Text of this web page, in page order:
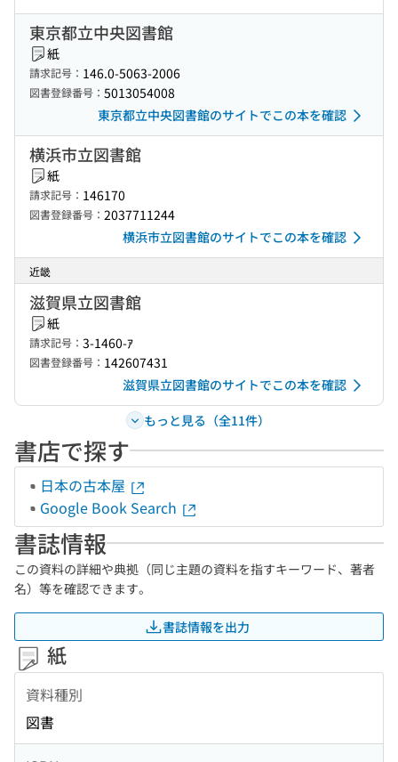
東京都立中央図書館
紙
請求記号： 146.0-5063-2006
図書登録番号： 5013054008
東京都立中央図書館のサイトでこの本を確認
横浜市立図書館
紙
請求記号： 146170
図書登録番号： 2037711244
横浜市立図書館のサイトでこの本を確認
近畿
滋賀県立図書館
紙
請求記号： 3-1460-ｱ
図書登録番号： 142607431
滋賀県立図書館のサイトでこの本を確認
もっと見る（全11件）
書店で探す
日本の古本屋
Google Book Search
書誌情報
この資料の詳細や典拠（同じ主題の資料を指すキーワード、著者
名）等を確認できます。
書誌情報を出力
紙
資料種別
図書